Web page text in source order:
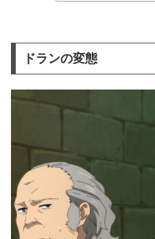
ドランの変態